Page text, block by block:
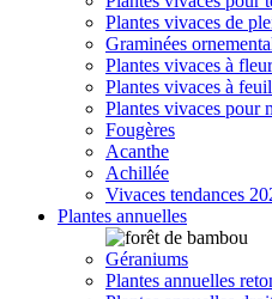
Plantes vivaces de
Graminées
Plantes vivaces à
Plantes vivaces à
Plantes vivaces pour
Fougères
Acanthe
Achillée
Vivaces tendances
Plantes annuelles
Géraniums
Plantes annuelles